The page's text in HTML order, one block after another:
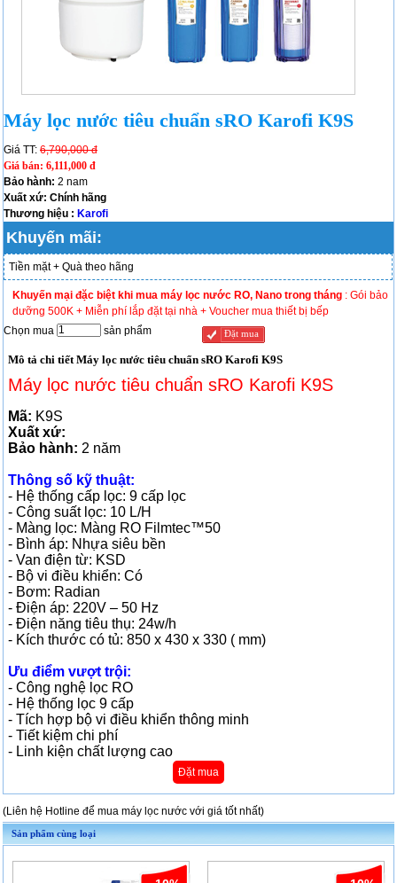
Máy lọc nước tiêu chuẩn sRO Karofi K9S
Giá TT: 6,790,000 đ
Giá bán: 6,111,000 đ
Bảo hành: 2 nam
Xuất xứ: Chính hãng
Thương hiệu : Karofi
Khuyến mãi:
Tiền mặt + Quà theo hãng
Khuyến mại đặc biệt khi mua máy lọc nước RO, Nano trong tháng : Gói bảo
dưỡng 500K + Miễn phí lắp đặt tại nhà + Voucher mua thiết bị bếp
Chọn mua
sản phẩm Đặt mua
Mô tả chi tiết Máy lọc nước tiêu chuẩn sRO Karofi K9S
Máy lọc nước tiêu chuẩn sRO Karofi K9S
Mã: K9S
Xuất xứ:
Bảo hành: 2 năm
Thông số kỹ thuật:
- Hệ thống cấp lọc: 9 cấp lọc
- Công suất lọc: 10 L/H
- Màng lọc: Màng RO Filmtec™50
- Bình áp: Nhựa siêu bền
- Van điện từ: KSD
- Bộ vi điều khiển: Có
- Bơm: Radian
- Điện áp: 220V – 50 Hz
- Điện năng tiêu thụ: 24w/h
- Kích thước có tủ: 850 x 430 x 330 ( mm)
Ưu điểm vượt trội:
- Công nghệ lọc RO
- Hệ thống lọc 9 cấp
- Tích hợp bộ vi điều khiển thông minh
- Tiết kiệm chi phí
- Linh kiện chất lượng cao
Đặt mua
(Liên hệ Hotline để mua máy lọc nước với giá tốt nhất)
Sản phẩm cùng loại